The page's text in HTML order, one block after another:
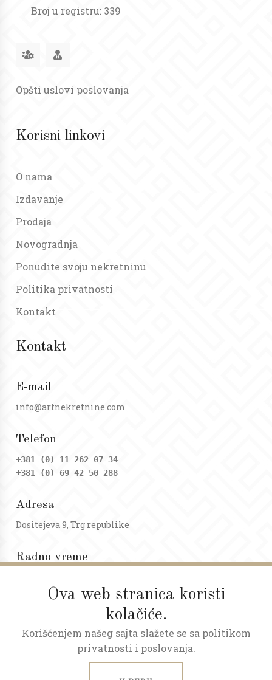
Ova web stranica koristi
kolačiće.
Korišćenjem našeg sajta slažete se sa politikom
privatnosti i poslovanja.
Broj u registru: 339
Opšti uslovi poslovanja
Korisni linkovi
O nama
Izdavanje
Prodaja
Novogradnja
Ponudite svoju nekretninu
Politika privatnosti
Kontakt
Kontakt
E-mail
info@artnekretnine.com
Telefon
+381 (0) 11 262 07 34
+381 (0) 69 42 50 288
Adresa
Dositejeva 9, Trg republike
Radno vreme
Subota: 09 - 17h